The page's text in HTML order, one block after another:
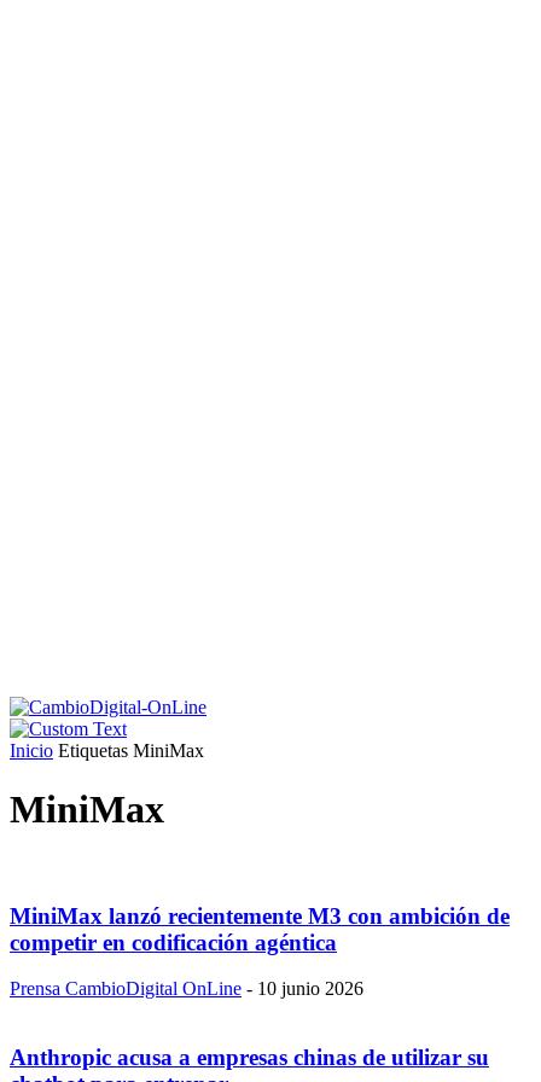
Inicio Etiquetas MiniMax
MiniMax
MiniMax lanzó recientemente M3 con ambición de
competir en codificación agéntica
Prensa CambioDigital OnLine - 10 junio 2026
Anthropic acusa a empresas chinas de utilizar su